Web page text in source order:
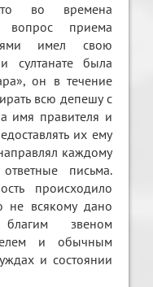
во времена
вопрос приема
имел свою
султанате была
он в течение
всю депешу с
имя правителя и
их ему
каждому
письма.
происходило
не всякому дано
благим звеном
и обычным
и состоянии